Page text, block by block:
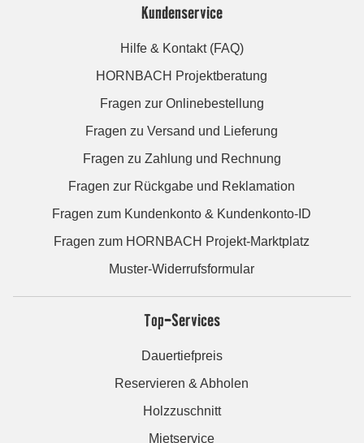
Kundenservice
Hilfe & Kontakt (FAQ)
HORNBACH Projektberatung
Fragen zur Onlinebestellung
Fragen zu Versand und Lieferung
Fragen zu Zahlung und Rechnung
Fragen zur Rückgabe und Reklamation
Fragen zum Kundenkonto & Kundenkonto-ID
Fragen zum HORNBACH Projekt-Marktplatz
Muster-Widerrufsformular
Top-Services
Dauertiefpreis
Reservieren & Abholen
Holzzuschnitt
Mietservice